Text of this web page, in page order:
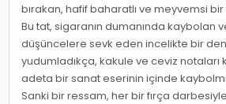
bırakan, hafif baharatlı ve meyvemsi
Bu tat, sigaranın dumanında kaybolan
düşüncelere sevk eden incelikte bir
yudumladıkça, kakule ve ceviz notaları
adeta bir sanat eserinin içinde
Sanki bir ressam, her bir fırça